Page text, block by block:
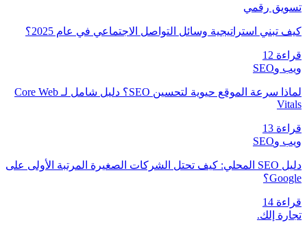
تسويق رقمي
كيف تبني استراتيجية وسائل التواصل الاجتماعي في عام 2025؟
قراءة 12
ويب وSEO
لماذا سرعة الموقع حيوية لتحسين SEO؟ دليل شامل لـ Core Web
Vitals
قراءة 13
ويب وSEO
دليل SEO المحلي: كيف تحتل الشركات الصغيرة المرتبة الأولى على
Google؟
قراءة 14
تجارة إلك.